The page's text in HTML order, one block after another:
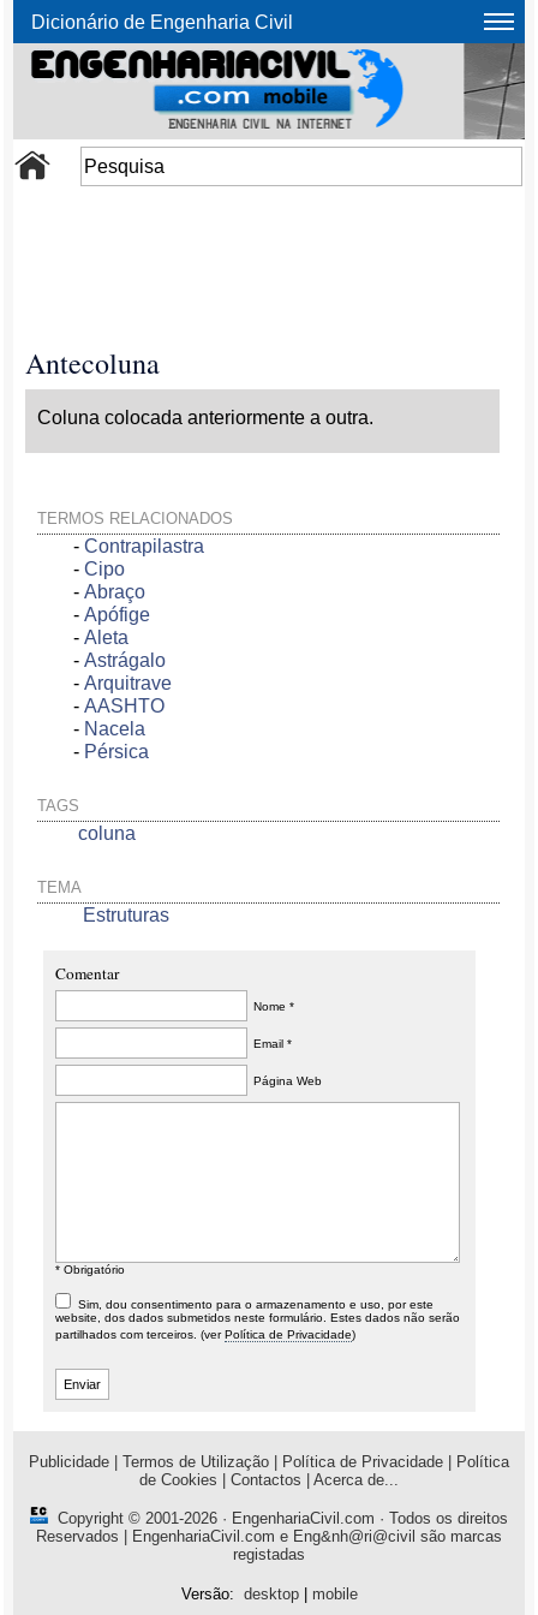
Dicionário de Engenharia Civil
Antecoluna
Coluna colocada anteriormente a outra.
TERMOS RELACIONADOS
-Contrapilastra
-Cipo
-Abraço
-Apófige
-Aleta
-Astrágalo
-Arquitrave
-AASHTO
- Nacela
- Pérsica
TAGS
coluna
TEMA
Estruturas
Comentar
Nome *
Email *
Página Web
* Obrigatório
Sim, dou consentimento para o armazenamento e uso, por este
website, dos dados submetidos neste formulário. Estes dados não serão
partilhados com terceiros. (verPolítica de Privacidade)
Publicidade Termos de Utilização Política de Privacidade
Política
de Cookies
Contactos Acerca de...
Copyright © 2001-2026 · EngenhariaCivil.com · Todos os direitos
Reservados | EngenhariaCivil.com e Eng&nh@ri@civil são marcas
registadas
Versão: desktop| mobile